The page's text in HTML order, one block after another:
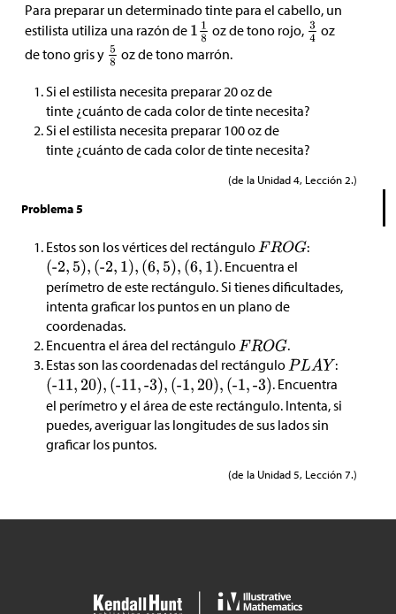
Para preparar un determinado tinte para el cabello, un
estilista utiliza una razón de
oz de tono rojo,
oz
de tono gris y
oz de tono marrón.
Si el estilista necesita preparar 20 oz de
tinte ¿cuánto de cada color de tinte necesita?
Si el estilista necesita preparar 100 oz de
tinte ¿cuánto de cada color de tinte necesita?
(de la Unidad 4, Lección 2.)
Problema 5
Estos son los vértices del rectángulo
:
. Encuentra el
perímetro de este rectángulo. Si tienes dificultades,
intenta graficar los puntos en un plano de
coordenadas.
Encuentra el área del rectángulo
.
Estas son las coordenadas del rectángulo
:
. Encuentra
el perímetro y el área de este rectángulo. Intenta, si
puedes, averiguar las longitudes de sus lados sin
graficar los puntos.
(de la Unidad 5, Lección 7.)